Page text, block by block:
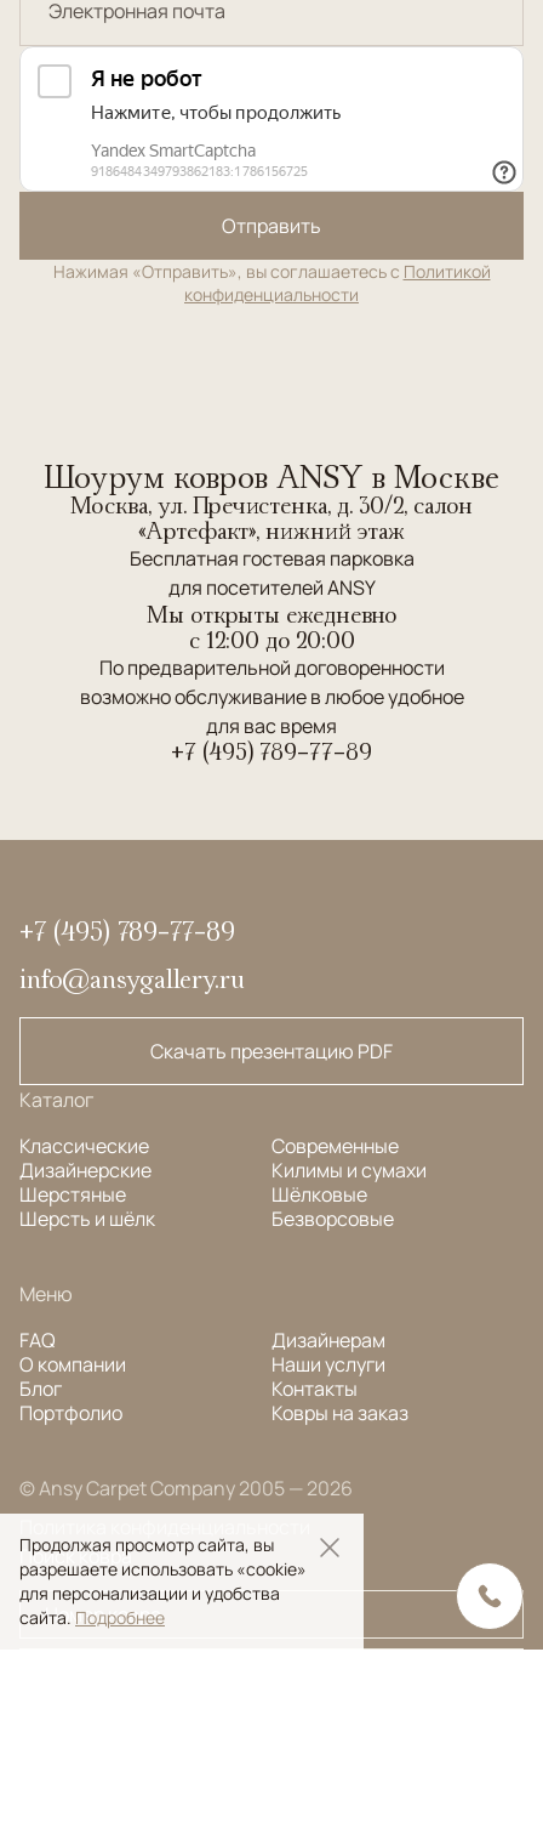
Отправить
Нажимая «Отправить», вы соглашаетесь с Политикой
конфиденциальности
Шоурум ковров ANSY в Москве
Москва, ул. Пречистенка, д. 30/2, салон
«Артефакт», нижний этаж
Бесплатная гостевая парковка
для посетителей ANSY
Мы открыты ежедневно
c 12:00 до 20:00
По предварительной договоренности
возможно обслуживание в любое удобное
для вас время
+7 (495) 789-77-89
+7 (495) 789-77-89
info@ansygallery.ru
Скачать презентацию PDF
Каталог
Классические
Дизайнерские
Шерстяные
Шерсть и шёлк
Современные
Килимы и сумахи
Шёлковые
Безворсовые
Меню
FAQ
О компании
Блог
Портфолио
Дизайнерам
Наши услуги
Контакты
Ковры на заказ
© Ansy Carpet Company 2005 — 2026
Поиск ковра
Продолжая просмотр сайта, вы
разрешаете использовать «cookie»
для персонализации и удобства
сайта. Подробнее